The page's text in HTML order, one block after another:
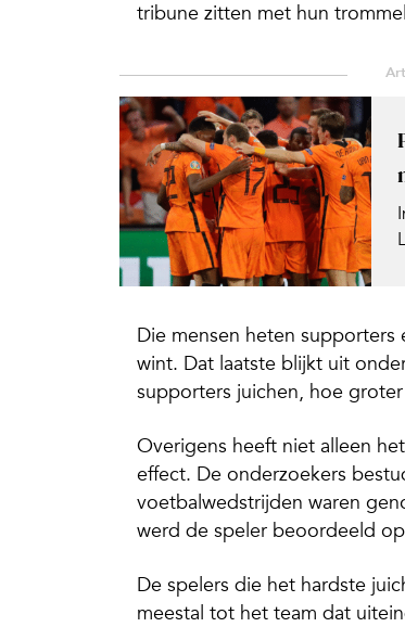
tribune zitten met hun
Die mensen heten
wint. Dat laatste blijkt uit
supporters juichen, hoe
Overigens heeft niet alleen
effect. De onderzoekers
voetbalwedstrijden waren
werd de speler beoordeeld
De spelers die het hardste
meestal tot het team dat